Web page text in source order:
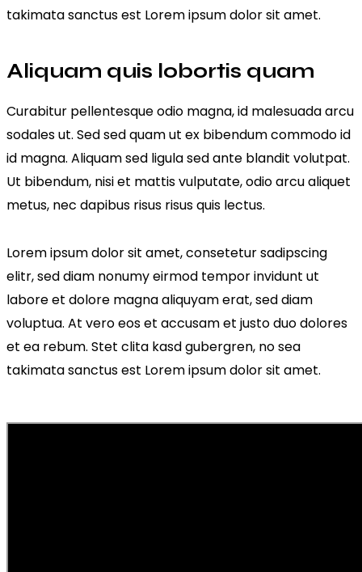
takimata sanctus est Lorem ipsum dolor sit amet.
Aliquam quis lobortis quam
Curabitur pellentesque odio magna, id malesuada arcu
sodales ut. Sed sed quam ut ex bibendum commodo id
id magna. Aliquam sed ligula sed ante blandit volutpat.
Ut bibendum, nisi et mattis vulputate, odio arcu aliquet
metus, nec dapibus risus risus quis lectus.
Lorem ipsum dolor sit amet, consetetur sadipscing
elitr, sed diam nonumy eirmod tempor invidunt ut
labore et dolore magna aliquyam erat, sed diam
voluptua. At vero eos et accusam et justo duo dolores
et ea rebum. Stet clita kasd gubergren, no sea
takimata sanctus est Lorem ipsum dolor sit amet.